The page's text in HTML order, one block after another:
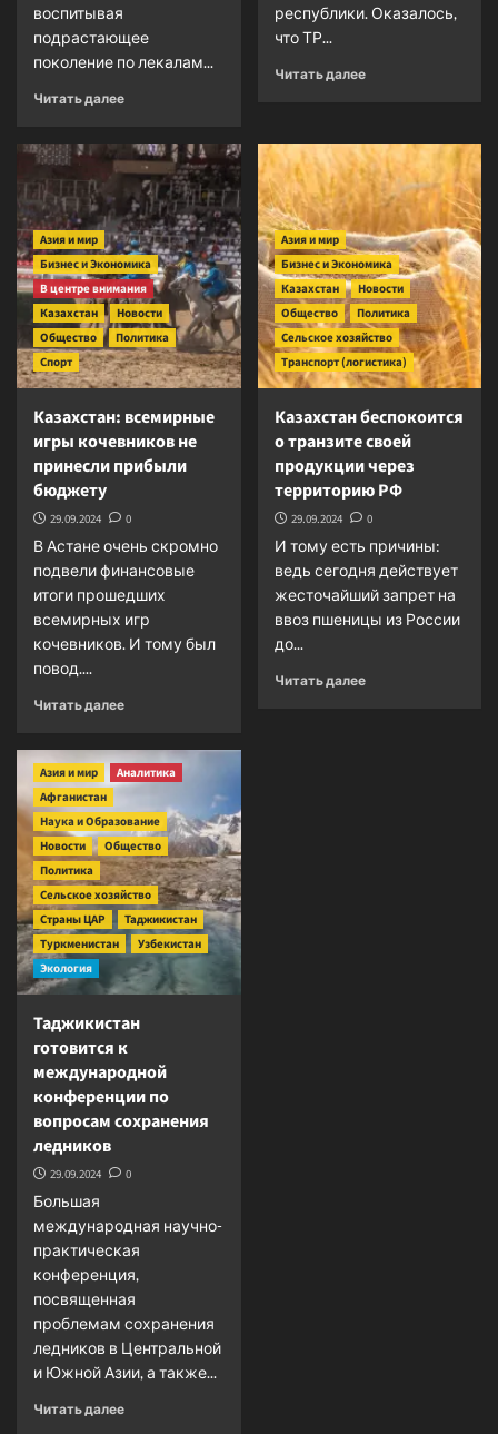
воспитывая
подрастающее
поколение по лекалам...
Читать далееПрочитать
В
Кыргызстане
возрождают
трудовое
воспитание
школьников
республики. Оказалось,
что ТР...
Читать далееПрочитать
Туркменистана
убегают
в
Турцию
Азия и мир
Бизнес и Экономика
В центре внимания
Казахстан
Новости
Общество
Политика
Спорт
Казахстан: всемирные
игры кочевников не
принесли прибыли
бюджету
29.09.2024 0
В Астане очень скромно
подвели финансовые
итоги прошедших
всемирных игр
кочевников. И тому был
повод....
Читать далееПрочитать
Казахстан:
всемирные
кочевников
не
принесли
прибыли
бюджету
Азия и мир
Бизнес и Экономика
Казахстан
Новости
Общество
Политика
Сельское хозяйство
Транспорт (логистика)
Казахстан беспокоится
о транзите своей
продукции через
территорию РФ
29.09.2024 0
И тому есть причины:
ведь сегодня действует
жесточайший запрет на
ввоз пшеницы из России
до...
Читать далееПрочитать
Азия и мир
Аналитика
Афганистан
Наука и Образование
Новости
Общество
Политика
Сельское хозяйство
Страны ЦАР
Таджикистан
Туркменистан
Узбекистан
Экология
Таджикистан
готовится к
международной
конференции по
вопросам сохранения
ледников
29.09.2024 0
Большая
международная научно-
практическая
конференция,
посвященная
проблемам сохранения
ледников в Центральной
и Южной Азии, а также...
Читать далееПрочитать